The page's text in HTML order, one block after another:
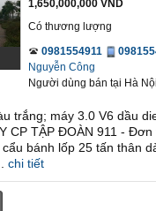
1,650,000,000 VND
Có thương lượng
0981554911
Nguyễn Công
Người dùng bán tại Hà Nội
trắng; máy 3.0 V6 dầu
CP TẬP ĐOÀN 911 -
bánh lốp 25 tấn thân
chi tiết